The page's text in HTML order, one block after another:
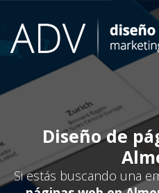
content
Diseño de
Si estás buscando una